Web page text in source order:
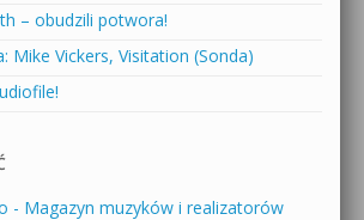
– obudzili potwora!
Mike Vickers, Visitation (Sonda)
- Magazyn muzyków i realizatorów